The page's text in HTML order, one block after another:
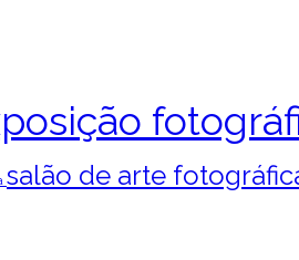
salão de arte